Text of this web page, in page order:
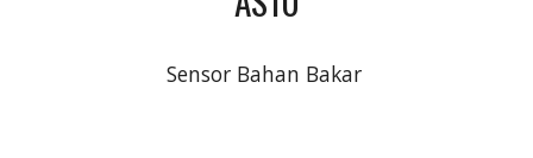
Sensor Bahan Bakar